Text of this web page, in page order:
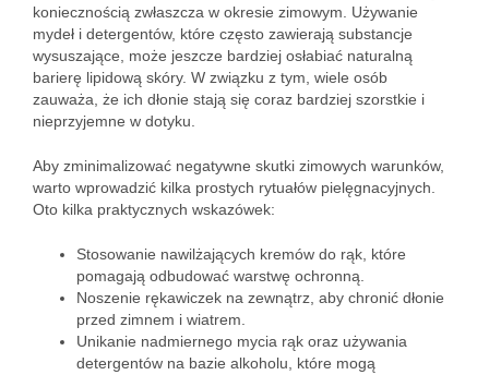
koniecznością zwłaszcza w okresie zimowym. Używanie
mydeł i detergentów, które często zawierają substancje
wysuszające, może jeszcze bardziej osłabiać naturalną
barierę lipidową skóry. W związku z tym, wiele osób
zauważa, że ich dłonie stają się coraz bardziej szorstkie i
nieprzyjemne w dotyku.
Aby zminimalizować negatywne skutki zimowych warunków,
warto wprowadzić kilka prostych rytuałów pielęgnacyjnych.
Oto kilka praktycznych wskazówek:
Stosowanie nawilżających kremów do rąk, które
pomagają odbudować warstwę ochronną.
Noszenie rękawiczek na zewnątrz, aby chronić dłonie
przed zimnem i wiatrem.
Unikanie nadmiernego mycia rąk oraz używania
detergentów na bazie alkoholu, które mogą